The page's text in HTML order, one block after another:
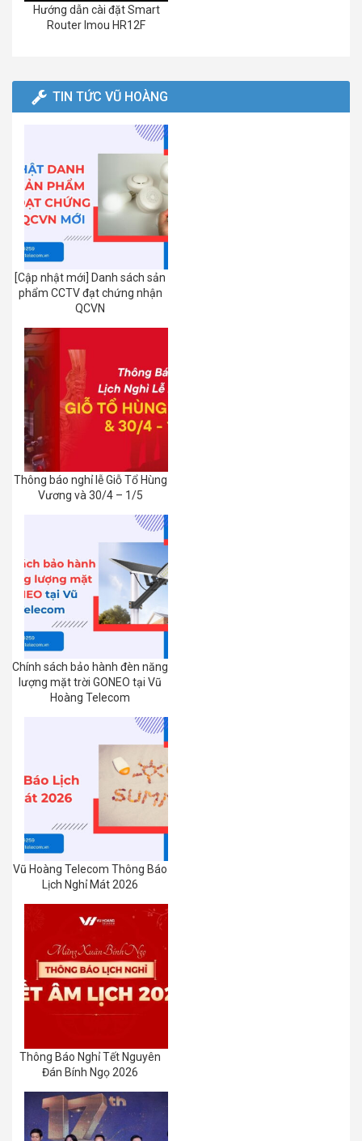
Hướng dẫn cài đặt Smart
Router Imou HR12F
TIN TỨC VŨ HOÀNG
[Cập nhật mới] Danh sách sản
phẩm CCTV đạt chứng nhận
QCVN
Thông báo nghỉ lễ Giỗ Tổ Hùng
Vương và 30/4 – 1/5
Chính sách bảo hành đèn năng
lượng mặt trời GONEO tại Vũ
Hoàng Telecom
Vũ Hoàng Telecom Thông Báo
Lịch Nghỉ Mát 2026
Thông Báo Nghỉ Tết Nguyên
Đán Bính Ngọ 2026